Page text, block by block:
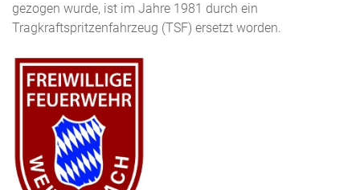
gezogen wurde, ist im Jahre 1981 durch ein
Tragkraftspritzenfahrzeug (TSF) ersetzt worden.